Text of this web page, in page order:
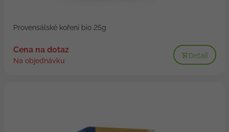
Provensálské koření bio 25g
Cena na dotaz
Na objednávku
Detail